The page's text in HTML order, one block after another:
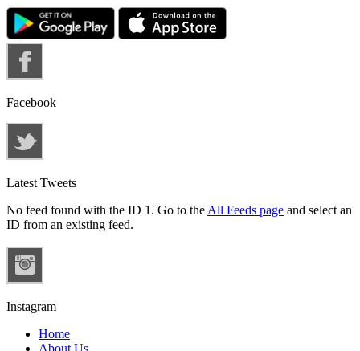
Facebook
Latest Tweets
No feed found with the ID 1. Go to the All Feeds page and select an
ID from an existing feed.
Instagram
Home
About Us